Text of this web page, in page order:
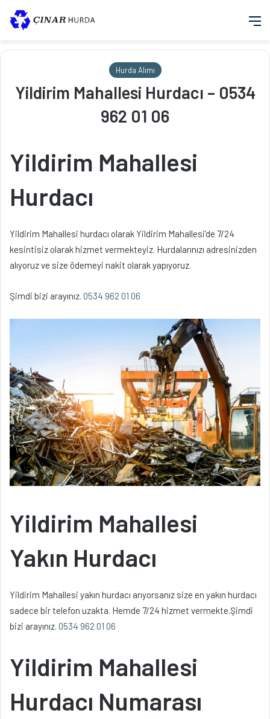
Hurda Alımı
Yildirim Mahallesi Hurdacı – 0534
962 01 06
Yildirim Mahallesi
Hurdacı
Yildirim Mahallesi hurdacı olarak Yildirim Mahallesi’de 7/24
kesintisiz olarak hizmet vermekteyiz. Hurdalarınızı adresinizden
alıyoruz ve size ödemeyi nakit olarak yapıyoruz.
Şimdi bizi arayınız. 0534 962 01 06
Yildirim Mahallesi
Yakın Hurdacı
Yildirim Mahallesi yakın hurdacı arıyorsanız size en yakın hurdacı
sadece bir telefon uzakta. Hemde 7/24 hizmet vermekte.Şimdi
bizi arayınız. 0534 962 01 06
Yildirim Mahallesi
Hurdacı Numarası